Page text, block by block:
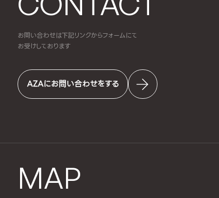
お問い合わせは下記リンクからフォームにて
お受けしております
AZAにお問い合わせをする
MAP